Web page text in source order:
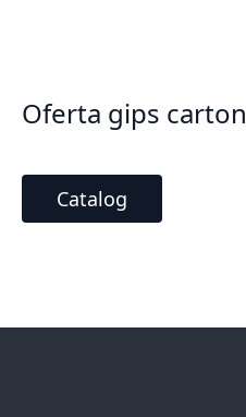
Oferta gips carton
Catalog